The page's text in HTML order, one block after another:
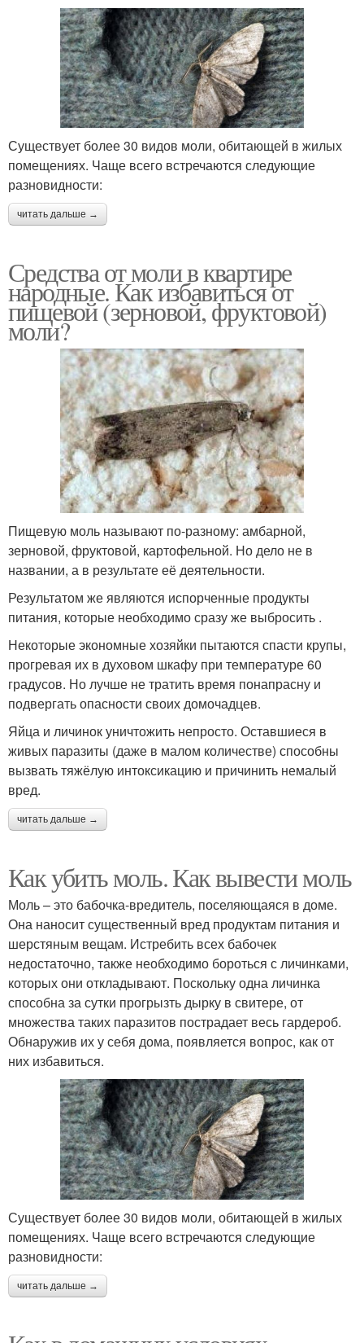
Существует более 30 видов моли, обитающей в жилых
помещениях. Чаще всего встречаются следующие
разновидности:
читать дальше →
Средства от моли в квартире
народные. Как избавиться от
пищевой (зерновой, фруктовой)
моли?
Пищевую моль называют по-разному: амбарной,
зерновой, фруктовой, картофельной. Но дело не в
названии, а в результате её деятельности.
Результатом же являются испорченные продукты
питания, которые необходимо сразу же выбросить .
Некоторые экономные хозяйки пытаются спасти крупы,
прогревая их в духовом шкафу при температуре 60
градусов. Но лучше не тратить время понапрасну и
подвергать опасности своих домочадцев.
Яйца и личинок уничтожить непросто. Оставшиеся в
живых паразиты (даже в малом количестве) способны
вызвать тяжёлую интоксикацию и причинить немалый
вред.
читать дальше →
Как убить моль. Как вывести моль
Моль – это бабочка-вредитель, поселяющаяся в доме.
Она наносит существенный вред продуктам питания и
шерстяным вещам. Истребить всех бабочек
недостаточно, также необходимо бороться с личинками,
которых они откладывают. Поскольку одна личинка
способна за сутки прогрызть дырку в свитере, от
множества таких паразитов пострадает весь гардероб.
Обнаружив их у себя дома, появляется вопрос, как от
них избавиться.
Существует более 30 видов моли, обитающей в жилых
помещениях. Чаще всего встречаются следующие
разновидности:
читать дальше →